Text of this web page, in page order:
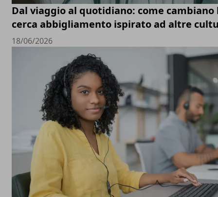
Dal viaggio al quotidiano: come cambiano
cerca abbigliamento ispirato ad altre
18/06/2026